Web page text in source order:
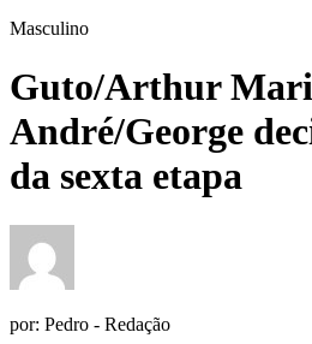
Masculino
Guto/Arthur
André/George
da sexta etapa
por: Pedro - Redação